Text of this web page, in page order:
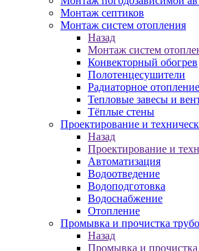
Монтаж септиков
Монтаж систем отопления
Назад
Монтаж систем
Конвекторный обогрев
Полотенцесушители
Радиаторное отопление
Тепловые завесы и
Тёплые стены
Проектирование и
Назад
Проектирование и
Автоматизация
Водоотведение
Водоподготовка
Водоснабжение
Отопление
Промывка и прочистка
Назад
Промывка и прочистка